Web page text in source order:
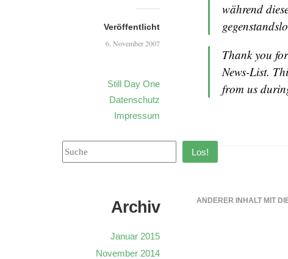
Veröffentlicht
6. November 2007
Still Day One
Datenschutz
Impressum
während
Thank you
News-List.
from us
ANDERER INHALT MIT
Los!
Archiv
Januar 2015
November 2014